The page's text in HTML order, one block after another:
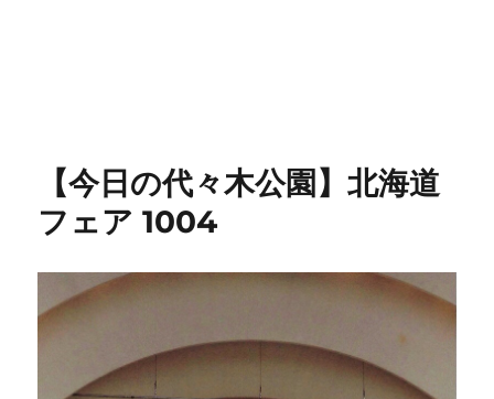
【今日の代々木公園】北海道
フェア 1004